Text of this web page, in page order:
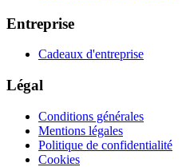
Entreprise
Cadeaux d'entreprise
Légal
Conditions générales
Mentions légales
Politique de confidentialité
Cookies